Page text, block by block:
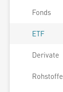
Fonds
ETF
Derivate
Rohstoffe